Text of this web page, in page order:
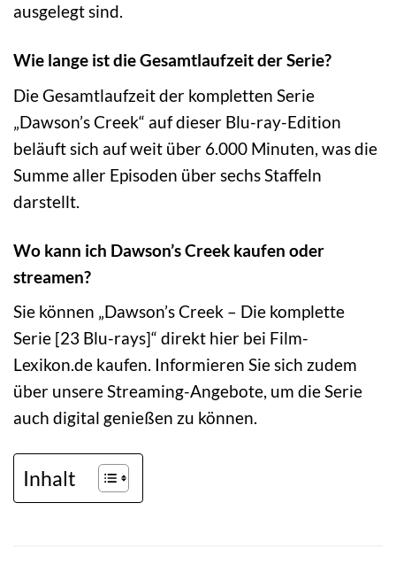
ausgelegt sind.
Wie lange ist die Gesamtlaufzeit der Serie?
Die Gesamtlaufzeit der kompletten Serie
„Dawson’s Creek“ auf dieser Blu-ray-Edition
beläuft sich auf weit über 6.000 Minuten, was die
Summe aller Episoden über sechs Staffeln
darstellt.
Wo kann ich Dawson’s Creek kaufen oder
streamen?
Sie können „Dawson’s Creek – Die komplette
Serie [23 Blu-rays]“ direkt hier bei Film-
Lexikon.de kaufen. Informieren Sie sich zudem
über unsere Streaming-Angebote, um die Serie
auch digital genießen zu können.
Inhalt